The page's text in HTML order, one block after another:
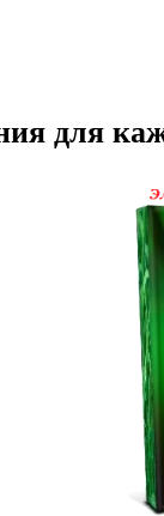
для